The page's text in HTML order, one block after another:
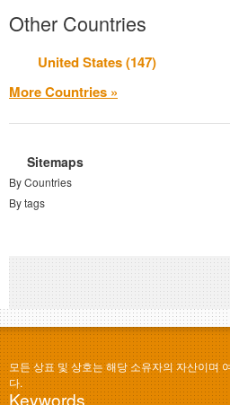
Other Countries
United States (147)
More Countries »
Sitemaps
By Countries
By tags
모든 상표 및 상호는 해당 소유자의 자산이며
다.
Keywords